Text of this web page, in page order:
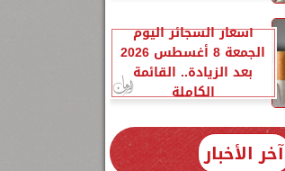
أسعار السجائر اليوم
الجمعة 8 أغسطس 2026
بعد الزيادة.. القائمة
الكاملة
آخر الأخبار